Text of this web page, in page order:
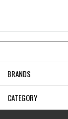
BRANDS
CATEGORY